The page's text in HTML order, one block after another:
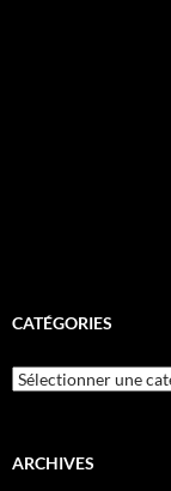
CATÉGORIES
Catégories
ARCHIVES